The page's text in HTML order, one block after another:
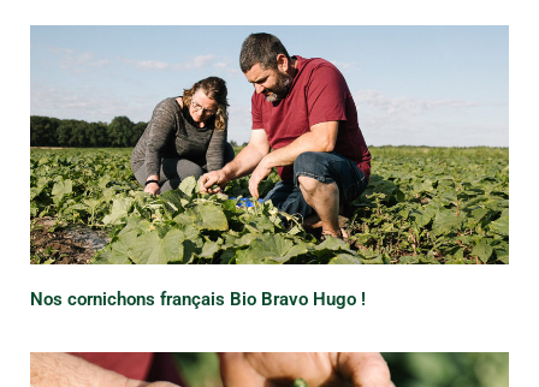
Nos cornichons français Bio Bravo Hugo !